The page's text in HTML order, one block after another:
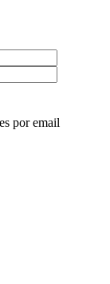
por email